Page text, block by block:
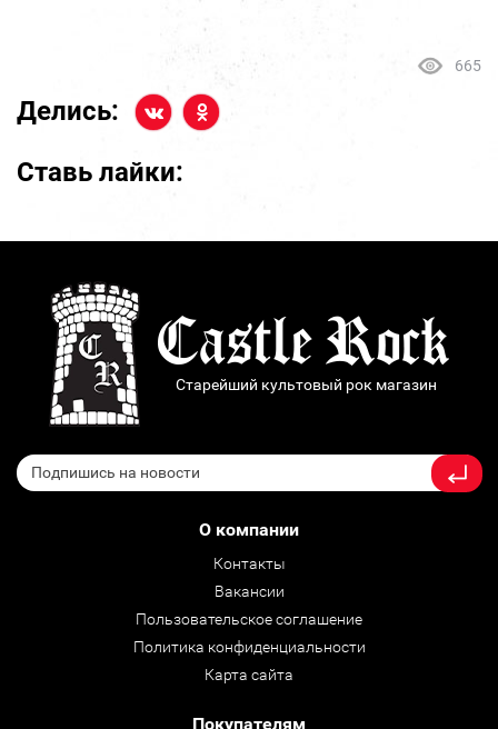
665
Делись:
Ставь лайки:
Старейший культовый рок магазин
О компании
Контакты
Вакансии
Пользовательское соглашение
Политика конфиденциальности
Карта сайта
Покупателям